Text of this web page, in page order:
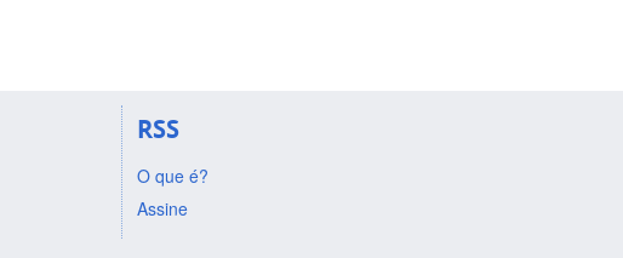
RSS
O que é?
Assine